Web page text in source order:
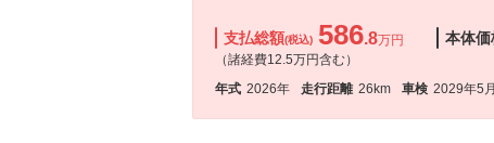
支払総額(税込) 586.8万円
（諸経費12.5万円含む）
本体価
年式 2026年 走行距離 26km 車検 2029年5月